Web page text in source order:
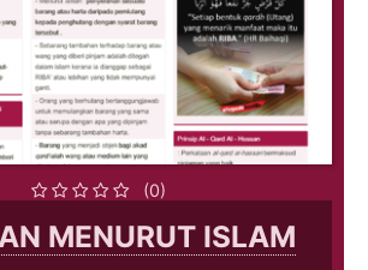
(0)
MENURUT ISLAM